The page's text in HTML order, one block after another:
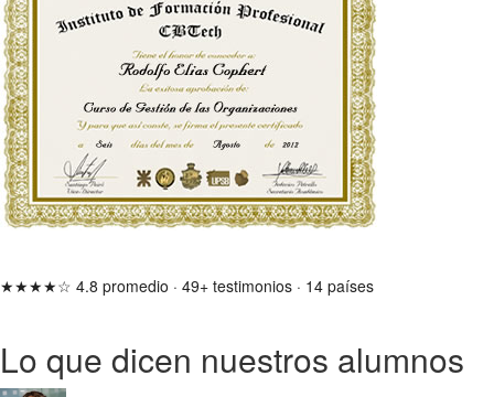
★★★★☆ 4.8 promedio · 49+ testimonios · 14 países
Lo que dicen nuestros alumnos